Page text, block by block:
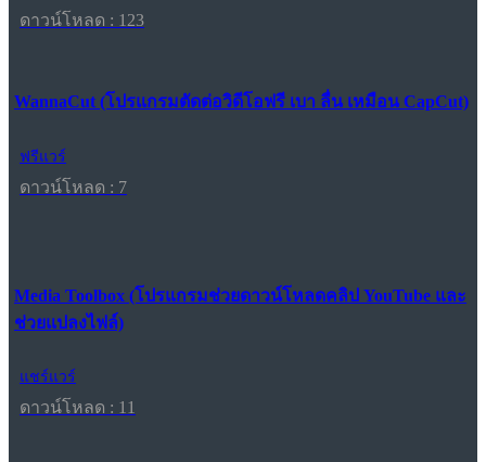
ดาวน์โหลด : 123
WannaCut (โปรแกรมตัดต่อวิดีโอฟรี เบา ลื่น เหมือน CapCut)
ฟรีแวร์
ดาวน์โหลด : 7
Media Toolbox (โปรแกรมช่วยดาวน์โหลดคลิป YouTube และ
ช่วยแปลงไฟล์)
แชร์แวร์
ดาวน์โหลด : 11